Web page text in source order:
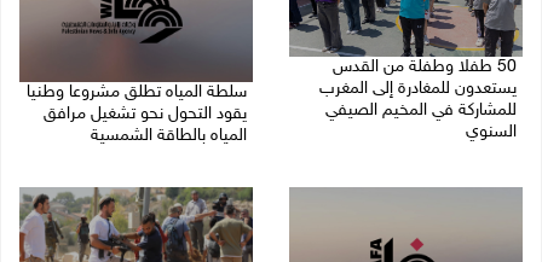
50 طفلا وطفلة من القدس
يستعدون للمغادرة إلى المغرب
للمشاركة في المخيم الصيفي
السنوي
سلطة المياه تطلق مشروعا وطنيا
يقود التحول نحو تشغيل مرافق
المياه بالطاقة الشمسية